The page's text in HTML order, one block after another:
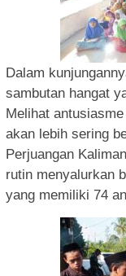
Dalam
sambutan hangat
Melihat
akan lebih sering
Perjuangan
rutin menyalurkan
yang memiliki 74